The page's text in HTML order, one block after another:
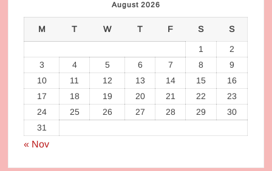
August 2026
M T W T F S S
1
2
3
4 5 6 7 8
9
10
11 12 13 14 15
16
17
18 19 20 21 22
23
24
25 26 27 28 29
30
31
« Nov